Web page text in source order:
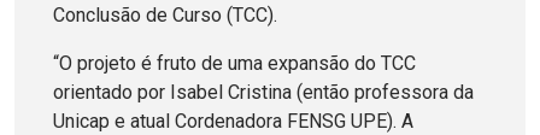
Conclusão de Curso (TCC).
“O projeto é fruto de uma expansão do TCC
orientado por Isabel Cristina (então professora da
Unicap e atual Cordenadora FENSG UPE). A